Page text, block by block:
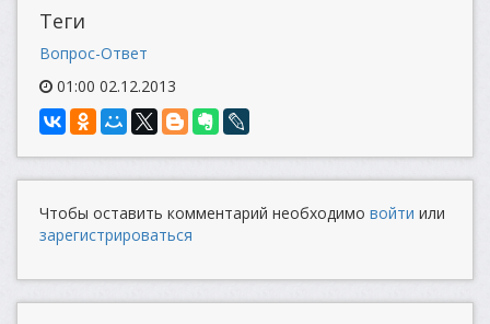
Теги
Вопрос-Ответ
01:00 02.12.2013
Чтобы оставить комментарий необходимо войти или
зарегистрироваться